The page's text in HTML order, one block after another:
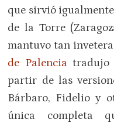
que sirvió
de la Torre
mantuvo tan
de Palenciatradujo
partir de las
Bárbaro, Fidelio y
única completa